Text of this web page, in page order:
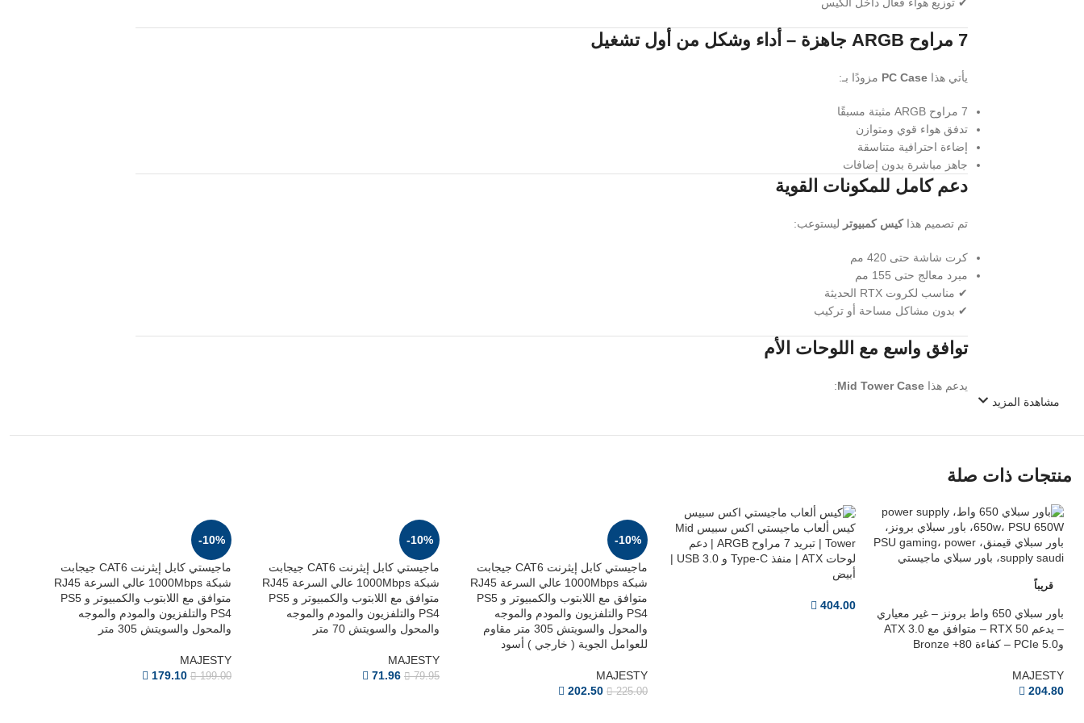
7 مراوح ARGB جاهزة – أداء وشكل من أول تشغيل
يأتي هذا PC Case مزودًا بـ:
7 مراوح ARGB مثبتة مسبقًا
تدفق هواء قوي ومتوازن
إضاءة احترافية متناسقة
جاهز مباشرة بدون إضافات
دعم كامل للمكونات القوية
تم تصميم هذاكيس كمبيوتر ليستوعب:
كرت شاشة حتى 420 مم
مبرد معالج حتى 155 مم
✔ مناسب لكروت RTX الحديثة
✔ بدون مشاكل مساحة أو تركيب
توافق واسع مع اللوحات الأم
يدعم هذا Mid Tower Case
:
Micro-ATX
✔ مناسب لجميع أنواع التجميعات
مساحة تخزين مرنة
يوفر هذاGaming Case
:
✔ مناسب للألعاب الكبيرة والمشاريع الثقيلة
منافذ حديثة وسريعة
مشاهدة المزيد
منتجات ذات صلة
قريباً
باور سبلاي 650 واط برونز – غير معياري
– يدعم RTX 50 – متوافق مع ATX 3.0
وPCIe 5.0 – كفاءة 80+ Bronze
MAJESTY
204.80
كيس ألعاب ماجيستي اكس سبيس Mid
Tower | تبريد 7 مراوح ARGB | دعم
لوحات ATX | منفذ Type-C و USB 3.0 |
أبيض
404.00
-10%
ماجيستي كابل إيثرنت CAT6 جيجابت
شبكة 1000Mbps عالي السرعة RJ45
متوافق مع اللابتوب والكمبيوتر و PS5
PS4 والتلفزيون والمودم والموجه
والمحول والسويتش 305 متر مقاوم
للعوامل الجوية ( خارجي ) أسود
MAJESTY
225.00
202.50
-10%
ماجيستي كابل إيثرنت CAT6 جيجابت
شبكة 1000Mbps عالي السرعة RJ45
متوافق مع اللابتوب والكمبيوتر و PS5
PS4 والتلفزيون والمودم والموجه
والمحول والسويتش 70 متر
MAJESTY
79.95
71.96
-10%
ماجيستي كابل إيثرنت CAT6 جيجابت
شبكة 1000Mbps عالي السرعة RJ45
متوافق مع اللابتوب والكمبيوتر و PS5
PS4 والتلفزيون والمودم والموجه
والمحول والسويتش 305 متر
MAJESTY
199.00
179.10